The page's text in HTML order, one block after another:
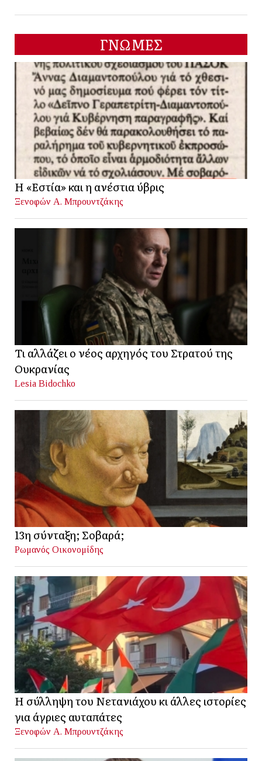
ΓΝΩΜΕΣ
Η «Εστία» και η ανέστια ύβρις
Ξενοφών Α. Μπρουντζάκης
Τι αλλάζει ο νέος αρχηγός του Στρατού της
Ουκρανίας
Lesia Bidochko
13η σύνταξη; Σοβαρά;
Ρωμανός Οικονομίδης
Η σύλληψη του Νετανιάχου κι άλλες ιστορίες
για άγριες αυταπάτες
Ξενοφών Α. Μπρουντζάκης